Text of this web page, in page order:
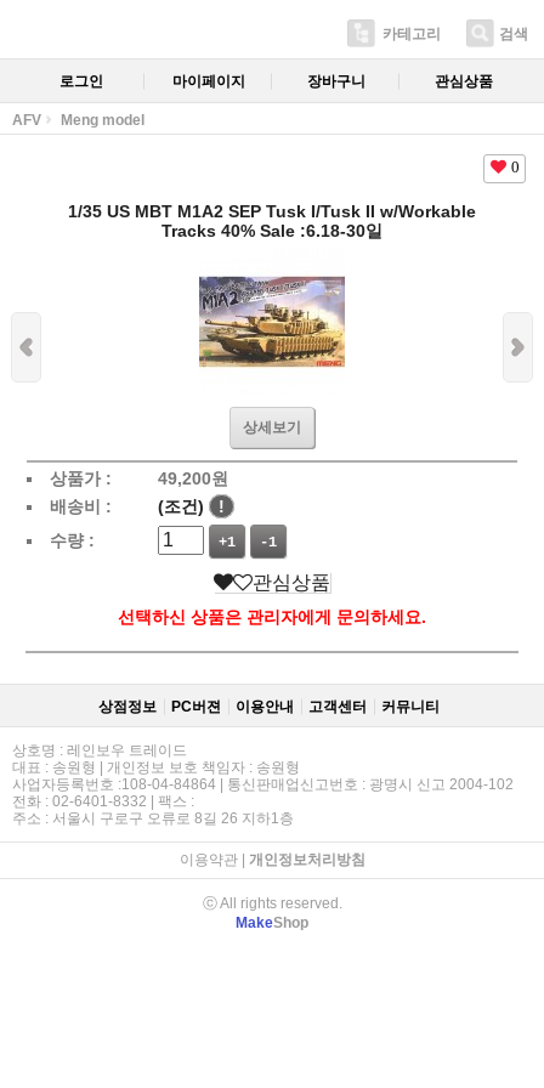
카테고리 검색
로그인 마이페이지 장바구니 관심상품
AFV Meng model
0
1/35 US MBT M1A2 SEP Tusk I/Tusk II w/Workable
Tracks 40% Sale :6.18-30일
상세보기
상품가 : 49,200원
배송비 :
(조건)
!
수량 :
+1 -1
관심상품
선택하신 상품은 관리자에게 문의하세요.
상점정보 PC버젼 이용안내 고객센터 커뮤니티
상호명 : 레인보우 트레이드
대표 : 송원형 | 개인정보 보호 책임자 : 송원형
사업자등록번호 :108-04-84864 | 통신판매업신고번호 : 광명시 신고 2004-102
전화 : 02-6401-8332 | 팩스 :
주소 : 서울시 구로구 오류로 8길 26 지하1층
이용약관| 개인정보처리방침
ⓒ All rights reserved.
MakeShop